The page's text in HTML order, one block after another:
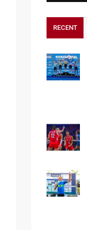
RECENT